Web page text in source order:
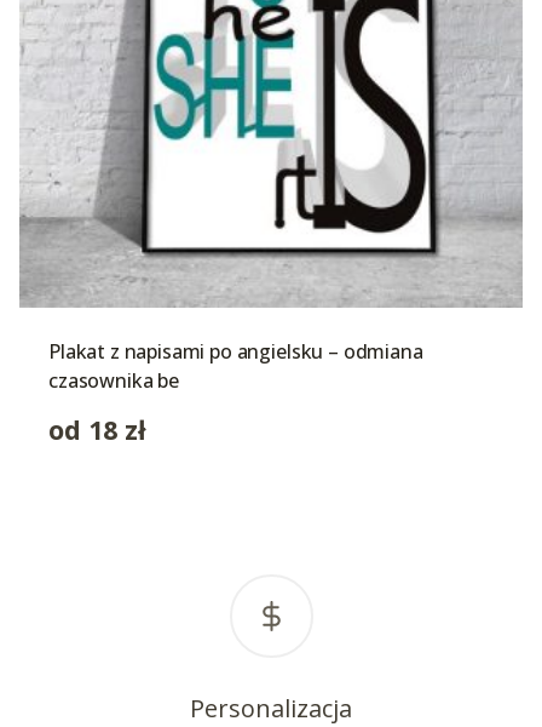
Plakat z napisami po angielsku – odmiana
czasownika be
od 18 zł
Personalizacja